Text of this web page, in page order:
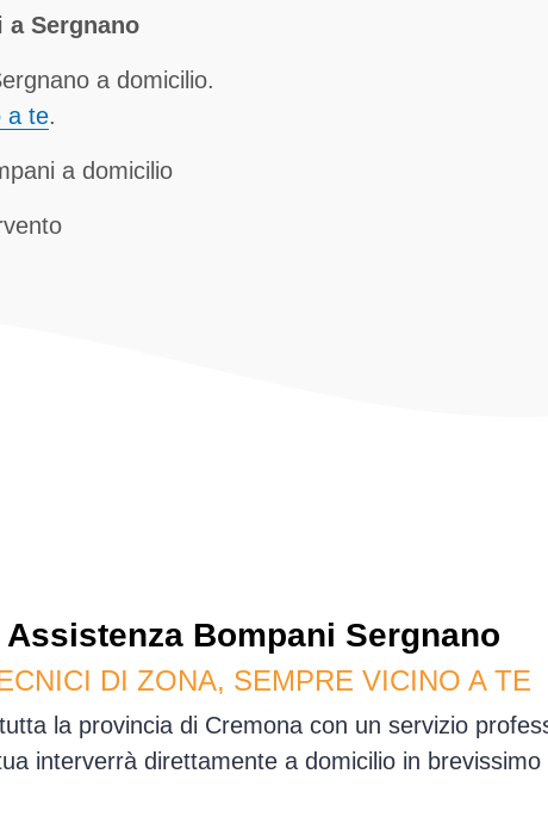
a Sergnano
a domicilio.
a te.
a domicilio
Assistenza Bompani Sergnano
DI ZONA, SEMPRE VICINO A TE
la provincia di Cremona con un servizio
interverrà direttamente a domicilio in